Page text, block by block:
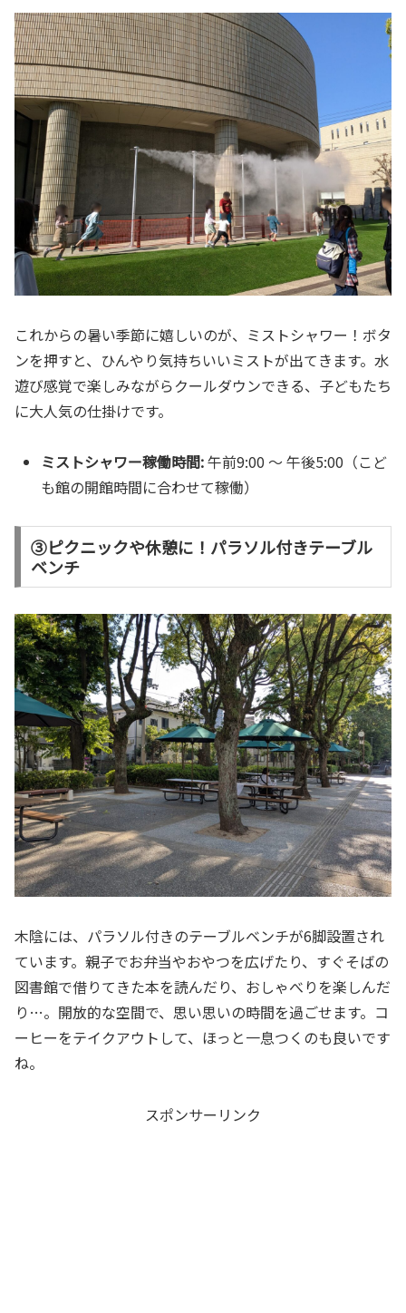
これからの暑い季節に嬉しいのが、ミストシャワー！ボタ
ンを押すと、ひんやり気持ちいいミストが出てきます。水
遊び感覚で楽しみながらクールダウンできる、子どもたち
に大人気の仕掛けです。
ミストシャワー稼働時間:午前9:00 ～ 午後5:00（こど
も館の開館時間に合わせて稼働）
③ピクニックや休憩に！パラソル付きテーブル
ベンチ
木陰には、パラソル付きのテーブルベンチが6脚設置され
ています。親子でお弁当やおやつを広げたり、すぐそばの
図書館で借りてきた本を読んだり、おしゃべりを楽しんだ
り…。開放的な空間で、思い思いの時間を過ごせます。コ
ーヒーをテイクアウトして、ほっと一息つくのも良いです
ね。
スポンサーリンク